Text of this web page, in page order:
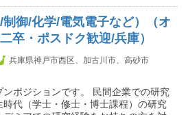
御/化学/電気電子など）（オ
卒・ポスドク歓迎/兵庫）
兵庫県神戸市西区、加古川市、高砂市
ポジションです。 民間企業での研究
代（学士・修士・博士課程）の研究